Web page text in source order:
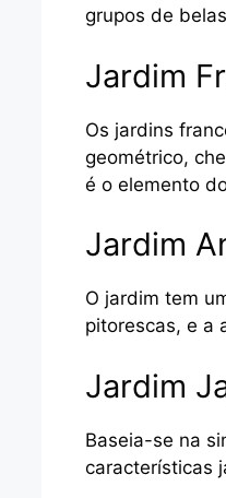
grupos de
Jardim
Os jardins
geométrico,
é o elemento
Jardim
O jardim tem
pitorescas, e a
Jardim
Baseia-se na
características